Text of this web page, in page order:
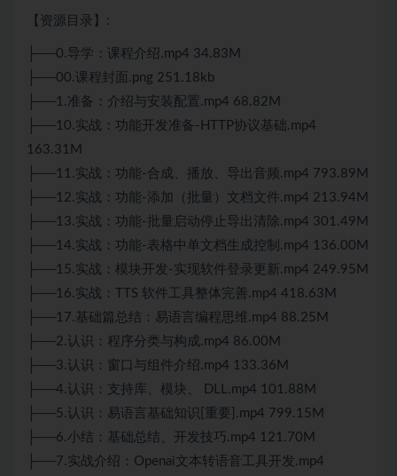
【资源目录】:
├──0.导学：课程介绍.mp4 34.83M
├──00.课程封面.png 251.18kb
├──1.准备：介绍与安装配置.mp4 68.82M
├──10.实战：功能开发准备-HTTP协议基础.mp4
163.31M
├──11.实战：功能-合成、播放、导出音频.mp4 793.89M
├──12.实战：功能-添加（批量）文档文件.mp4 213.94M
├──13.实战：功能-批量启动停止导出清除.mp4 301.49M
├──14.实战：功能-表格中单文档生成控制.mp4 136.00M
├──15.实战：模块开发-实现软件登录更新.mp4 249.95M
├──16.实战：TTS 软件工具整体完善.mp4 418.63M
├──17.基础篇总结：易语言编程思维.mp4 88.25M
├──2.认识：程序分类与构成.mp4 86.00M
├──3.认识：窗口与组件介绍.mp4 133.36M
├──4.认识：支持库、模块、 DLL.mp4 101.88M
├──5.认识：易语言基础知识[重要].mp4 799.15M
├──6.小结：基础总结、开发技巧.mp4 121.70M
├──7.实战介绍：Openai文本转语音工具开发.mp4